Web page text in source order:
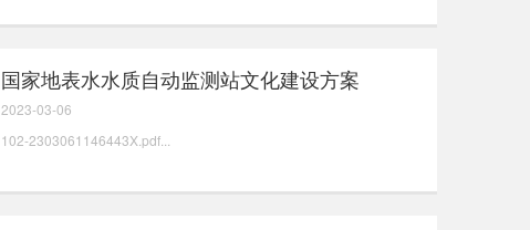
国家地表水水质自动监测站文化建设方案
102-2303061146443X.pdf...
2023-03-06